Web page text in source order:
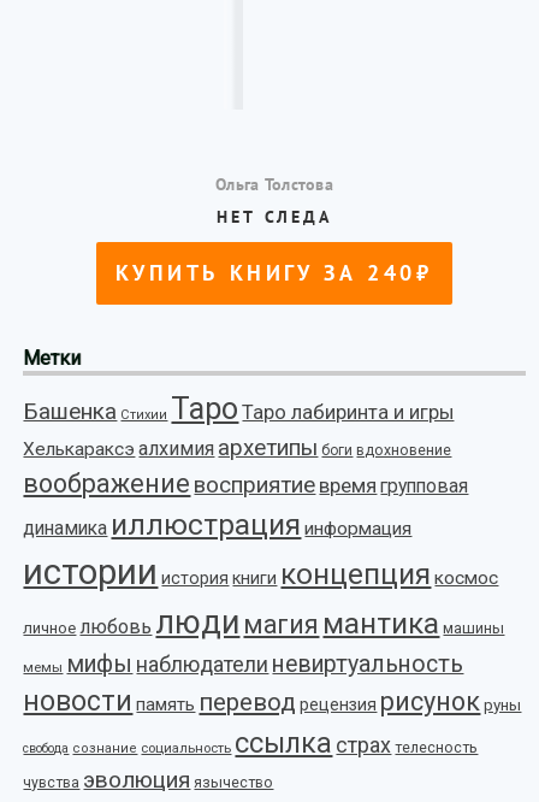
Метки
Башенка Стихии Таро Таро лабиринта и игры
Хелькараксэ алхимия архетипы боги вдохновение
воображение восприятие время групповая
динамика иллюстрация информация
истории история книги концепция космос
личное любовь люди магия мантика машины
мемы мифы наблюдатели невиртуальность
новости память перевод рецензия рисунок руны
свобода сознание социальность ссылка страх телесность
чувства эволюция язычество